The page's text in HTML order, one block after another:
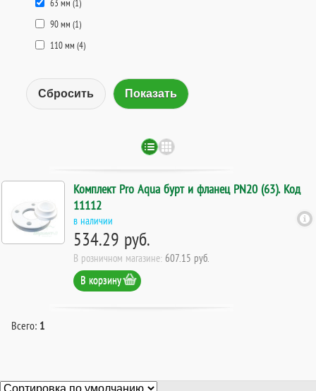
63 мм (1)
90 мм (1)
110 мм (4)
Сбросить
Комплект Pro Aqua бурт и фланец PN20 (63). Код
11112
в наличии
534.29 руб.
В розничном магазине: 607.15 руб.
В корзину
Всего: 1